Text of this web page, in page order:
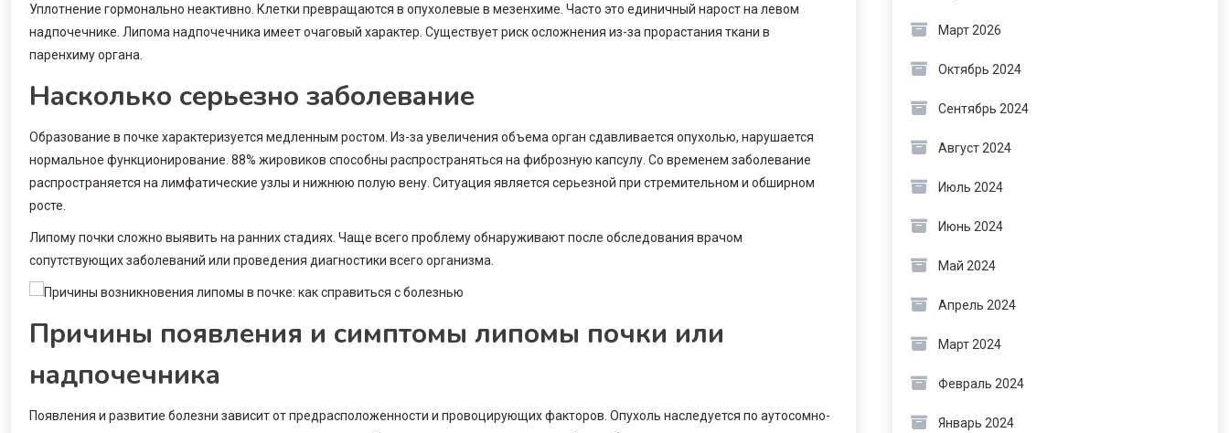
Уплотнение гормонально неактивно. Клетки превращаются в опухолевые в мезенхиме. Часто это единичный нарост на левом
надпочечнике. Липома надпочечника имеет очаговый характер. Существует риск осложнения из-за прорастания ткани в
паренхиму органа.
Насколько серьезно заболевание
Образование в почке характеризуется медленным ростом. Из-за увеличения объема орган сдавливается опухолью, нарушается
нормальное функционирование. 88% жировиков способны распространяться на фиброзную капсулу. Со временем заболевание
распространяется на лимфатические узлы и нижнюю полую вену. Ситуация является серьезной при стремительном и обширном
росте.
Липому почки сложно выявить на ранних стадиях. Чаще всего проблему обнаруживают после обследования врачом
сопутствующих заболеваний или проведения диагностики всего организма.
Причины появления и симптомы липомы почки или
надпочечника
Появления и развитие болезни зависит от предрасположенности и провоцирующих факторов. Опухоль наследуется по аутосомно-
Март 2026
Октябрь 2024
Сентябрь 2024
Август 2024
Июль 2024
Июнь 2024
Май 2024
Апрель 2024
Март 2024
Февраль 2024
Январь 2024